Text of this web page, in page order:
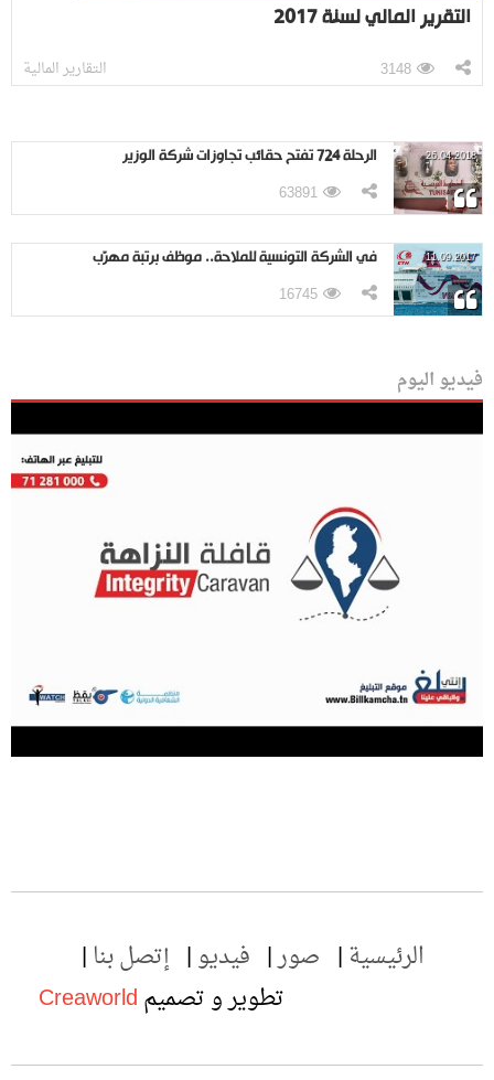
التقرير المالي لسنة 2017
التقارير المالية 3148
26.04.2018 الرحلة 724 تفتح حقائب تجاوزات شركة الوزير
63891
11.09.2017 في الشركة التونسية للملاحة.. موظف برتبة مهرّب
16745
فيديو اليوم
الرئيسية صور فيديو
إتصل بنا
تطوير و تصميمCreaworld